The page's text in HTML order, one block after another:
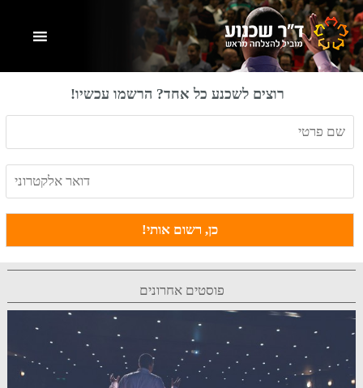
Skip
to
main
Skip
to
primary
Skip
to
footer
רוצים לשכנע כל אחד? הרשמו עכשיו!
פוסטים אחרונים